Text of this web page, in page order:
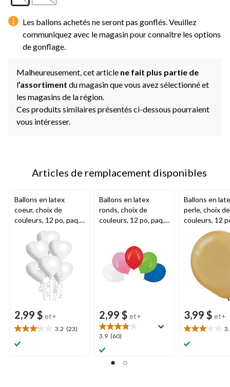
Les ballons achetés ne seront pas gonflés. Veuillez
communiquez avec le magasin pour connaître les options
de gonflage.
Malheureusement, cet article ne fait plus partie de
l’assortiment du magasin que vous avez sélectionné et
les magasins de la région.
Ces produits similaires présentés ci-dessous pourraient
vous intéresser.
Articles de remplacement disponibles
Ballons en latex
coeur, choix de
couleurs, 12 po, paq.
6, pour fête
d'anniversaire
2,99 $ et+
3.2 (23)
3.2
étoile(s)
Ballons en latex
ronds, choix de
couleurs, 12 po, paq.
2,99 $ et+
3.9 (60)
3.9
étoile(s)
Ballons en
perle, choix de
couleurs, 12
15, pour fête
d'anniversaire
3,99 $ et+
3.0
étoile(s)